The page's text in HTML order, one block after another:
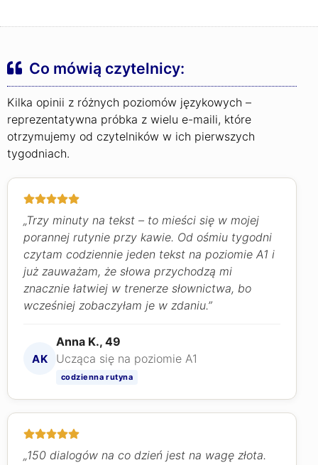
Co mówią czytelnicy:
Kilka opinii z różnych poziomów językowych –
reprezentatywna próbka z wielu e-maili, które
otrzymujemy od czytelników w ich pierwszych
tygodniach.
„Trzy minuty na tekst – to mieści się w mojej
porannej rutynie przy kawie. Od ośmiu tygodni
czytam codziennie jeden tekst na poziomie A1 i
już zauważam, że słowa przychodzą mi
znacznie łatwiej w trenerze słownictwa, bo
wcześniej zobaczyłam je w zdaniu.”
AK
Anna K., 49
Ucząca się na poziomie A1
codzienna rutyna
„150 dialogów na co dzień jest na wagę złota.